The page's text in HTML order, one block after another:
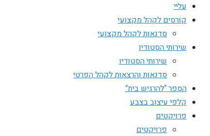
עליי
קורסים לקהל מקצועי
סדנאות לקהל מקצועי
שירותי הסטודיו
שירותי הסטודיו
סדנאות והרצאות לקהל הפרטי
הספר “להרגיש בית”
קלפי עיצוב בצבע
פרויקטים
פרויקטים